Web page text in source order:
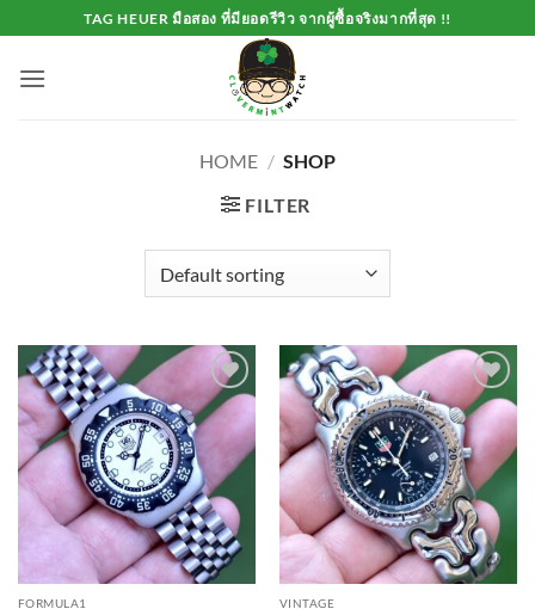
to
content
TAG HEUER มือสอง ที่มียอดรีวิว จากผู้ซื้อจริงมากที่สุด !!
HOME / SHOP
FILTER
Add to
Wishlist
FORMULA1
Add to
Wishlist
VINTAGE